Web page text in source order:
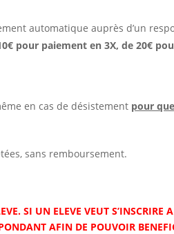
automatique auprès d’un
pour paiement en 3X, de 20€
en cas de désistement pour
sans remboursement.
SI UN ELEVE VEUT S’INSCRIRE
AFIN DE POUVOIR